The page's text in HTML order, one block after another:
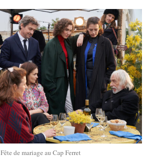
Fête de mariage au Cap Ferret